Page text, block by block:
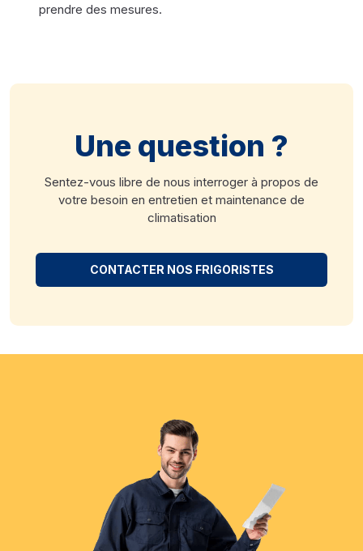
prendre des mesures.
Une question ?
Sentez-vous libre de nous interroger à propos de
votre besoin en entretien et maintenance de
climatisation
CONTACTER NOS FRIGORISTES